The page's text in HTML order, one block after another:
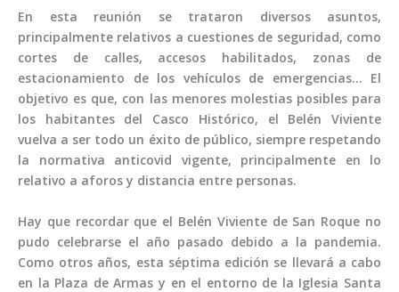
En esta reunión se trataron diversos asuntos,
principalmente relativos a cuestiones de seguridad, como
cortes de calles, accesos habilitados, zonas de
estacionamiento de los vehículos de emergencias… El
objetivo es que, con las menores molestias posibles para
los habitantes del Casco Histórico, el Belén Viviente
vuelva a ser todo un éxito de público, siempre respetando
la normativa anticovid vigente, principalmente en lo
relativo a aforos y distancia entre personas.
Hay que recordar que el Belén Viviente de San Roque no
pudo celebrarse el año pasado debido a la pandemia.
Como otros años, esta séptima edición se llevará a cabo
en la Plaza de Armas y en el entorno de la Iglesia Santa